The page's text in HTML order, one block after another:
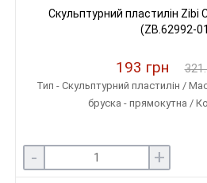
Скульптурний пластилін Zibi
(ZB.62992-
193 грн
Тип - Скульптурний пластилін /
бруска - прямокутна /
- +